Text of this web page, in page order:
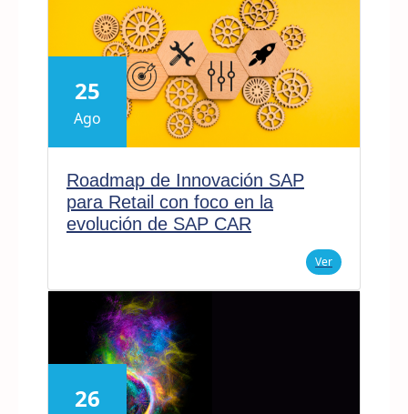
25
Ago
Roadmap de Innovación SAP
para Retail con foco en la
evolución de SAP CAR
Ver
26